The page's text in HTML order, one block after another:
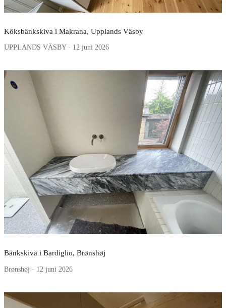
Köksbänkskiva i Makrana, Upplands Väsby
UPPLANDS VÄSBY · 12 juni 2026
Bänkskiva i Bardiglio, Brønshøj
Brønshøj · 12 juni 2026